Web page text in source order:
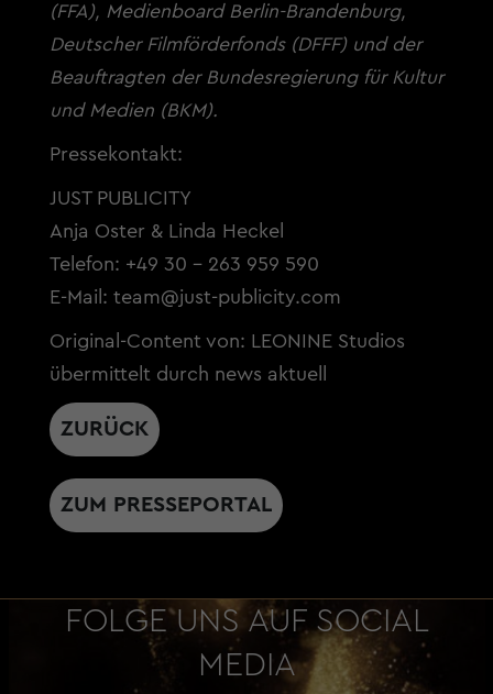
(FFA), Medienboard Berlin-Brandenburg,
Deutscher Filmförderfonds (DFFF) und der
Beauftragten der Bundesregierung für Kultur
und Medien (BKM).
Pressekontakt:
JUST PUBLICITY
Anja Oster & Linda Heckel
Telefon: +49 30 - 263 959 590
E-Mail: team@just-publicity.com
Original-Content von: LEONINE Studios
übermittelt durch news aktuell
ZURÜCK
ZUM PRESSEPORTAL
FOLGE UNS AUF SOCIAL
MEDIA